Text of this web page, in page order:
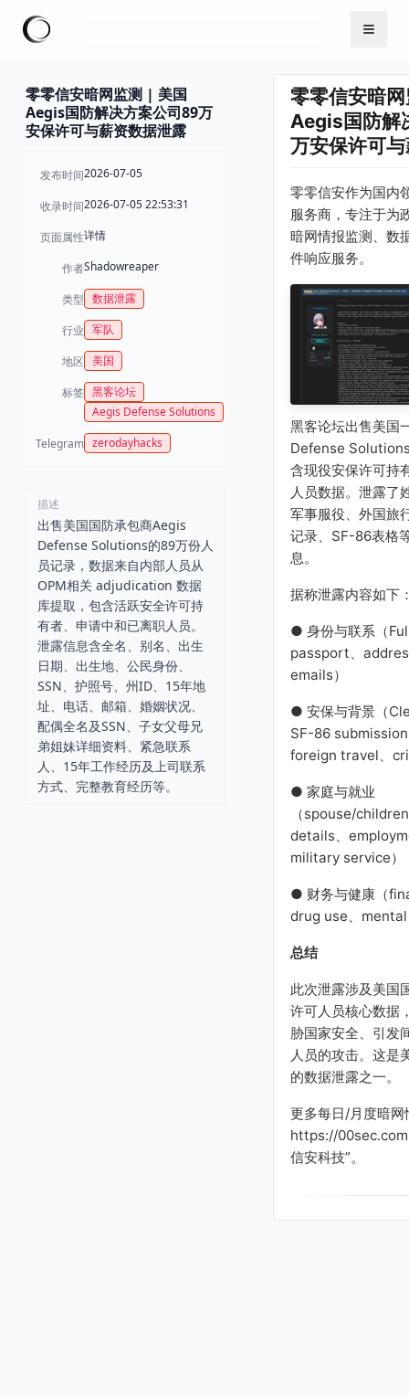
零零信安暗网监测 | 美国
Aegis国防解决方案公司89万
安保许可与薪资数据泄露
发布时间2026-07-05
收录时间2026-07-05 22:53:31
页面属性详情
作者Shadowreaper
类型 数据泄露
行业 军队
地区 美国
标签 黑客论坛
Aegis Defense Solutions
Telegram zerodayhacks
描述
出售美国国防承包商Aegis
Defense Solutions的89万份人
员记录，数据来自内部人员从
OPM相关 adjudication 数据
库提取，包含活跃安全许可持
有者、申请中和已离职人员。
泄露信息含全名、别名、出生
日期、出生地、公民身份、
SSN、护照号、州ID、15年地
址、电话、邮箱、婚姻状况、
配偶全名及SSN、子女父母兄
弟姐妹详细资料、紧急联系
人、15年工作经历及上司联系
方式、完整教育经历等。
零零信安暗
Aegis国防解
万安保许可
零零信安作为国内
服务商，专注于为
暗网情报监测、数
件响应服务。
黑客论坛出售美国
Defense
含现役安保许可持
人员数据。泄露了
军事服役、外国旅
记录、SF-86表格
息。
据称泄露内容如下
● 身份与联系（
passport、
emails）
● 安保与背景（
SF-86
foreign travel、
● 家庭与就业
（spouse/
details、
military service）
● 财务与健康（
drug use、
总结
此次泄露涉及美国
许可人员核心数据
胁国家安全、引发
人员的攻击。这是
的数据泄露之一。
更多每日/月度暗
https://00sec.com
信安科技”。